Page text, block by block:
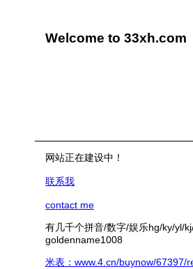
Welcome to 33xh.com
网站正在建设中！
联系我
contact me
有几千个拼音/数字/娱乐hg/ky/yl/
goldenname1008
米表：www.4.cn/buynow/67397/